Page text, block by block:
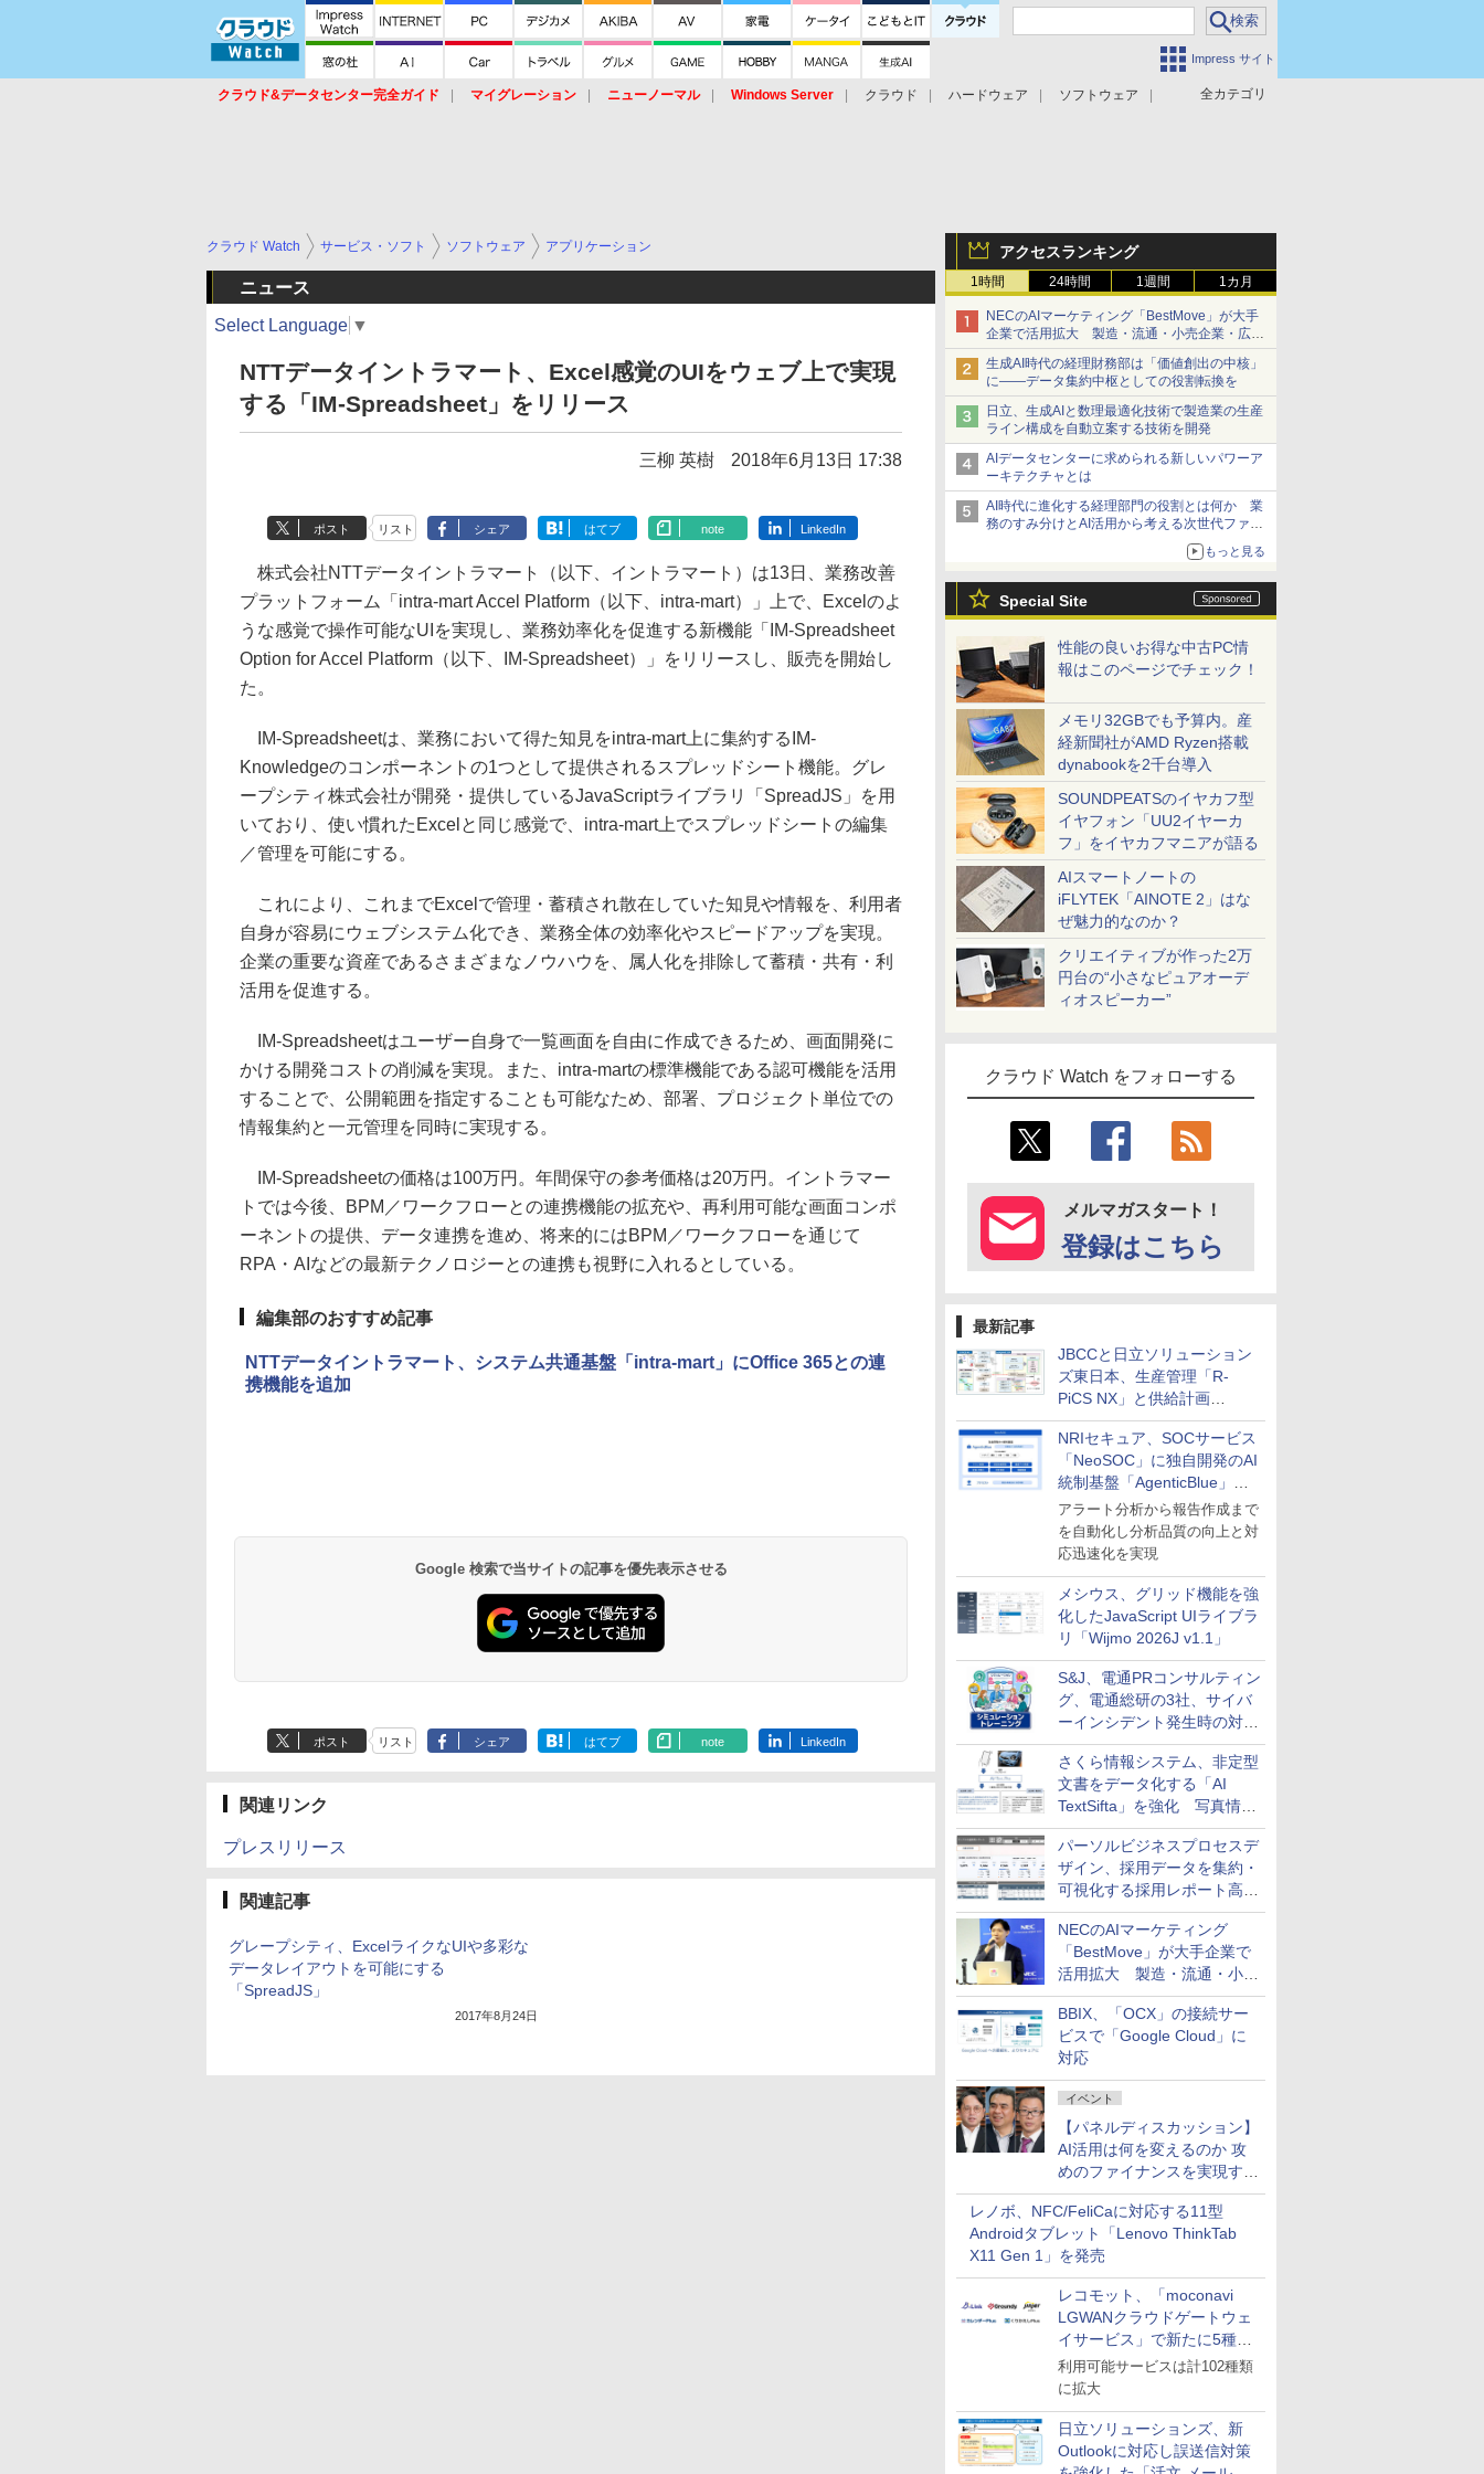
Impress サイト
全カテゴリ
クラウド&データセンター完全ガイド マイグレーション ニューノーマル Windows Server クラウド ハードウェア
ソフトウェア
アクセスランキング
1時間 24時間 1週間 1カ月
NECのAIマーケティング「BestMove」が大手
企業で活用拡大 製造・流通・小売企業・広告
代理店などが実装フェーズへ
生成AI時代の経理財務部は「価値創出の中核」
に――データ集約中枢としての役割転換を
日立、生成AIと数理最適化技術で製造業の生産
ライン構成を自動立案する技術を開発
AIデータセンターに求められる新しいパワーア
ーキテクチャとは
AI時代に進化する経理部門の役割とは何か 業
務のすみ分けとAI活用から考える次世代ファイ
もっと見る
Special Site
性能の良いお得な中古PC情
報はこのページでチェック！
メモリ32GBでも予算内。産
経新聞社がAMD Ryzen搭載
dynabookを2千台導入
SOUNDPEATSのイヤカフ型
イヤフォン「UU2イヤーカ
フ」をイヤカフマニアが語る
AIスマートノートの
iFLYTEK「AINOTE 2」はな
ぜ魅力的なのか？
クリエイティブが作った2万
円台の“小さなピュアオーデ
ィオスピーカー”
クラウド Watch をフォローする
メルマガスタート！
登録はこちら
最新記事
JBCCと日立ソリューション
ズ東日本、生産管理「R-
PiCS NX」と供給計画
「scSQUARE ISP」の連携サ
ービスを提供開始
NRIセキュア、SOCサービス
「NeoSOC」に独自開発のAI
統制基盤「AgenticBlue」を
導入
アラート分析から報告作成まで
を自動化し分析品質の向上と対
応迅速化を実現
メシウス、グリッド機能を強
化したJavaScript UIライブラ
リ「Wijmo 2026J v1.1」
S&J、電通PRコンサルティン
グ、電通総研の3社、サイバ
ーインシデント発生時の対応
と危機管理広報を一体的に訓
練するプログラムを提供
さくら情報システム、非定型
文書をデータ化する「AI
TextSifta」を強化 写真情報
のデータ化などに対応
パーソルビジネスプロセスデ
ザイン、採用データを集約・
可視化する採用レポート高速
化サービスを提供
NECのAIマーケティング
「BestMove」が大手企業で
活用拡大 製造・流通・小売
企業・広告代理店などが実装
フェーズへ
BBIX、「OCX」の接続サー
ビスで「Google Cloud」に
対応
イベント
【パネルディスカッション】
AI活用は何を変えるのか 攻
めのファイナンスを実現する
業務設計とマインドセット変
革
レノボ、NFC/FeliCaに対応する11型
Androidタブレット「Lenovo ThinkTab
X11 Gen 1」を発売
レコモット、「moconavi
LGWANクラウドゲートウェ
イサービス」で新たに5種類
のサービスと連携開始
利用可能サービスは計102種類
に拡大
日立ソリューションズ、新
Outlookに対応し誤送信対策
クラウド Watch サービス・ソフト ソフトウェア アプリケーション
ニュース
Select Language ▼
NTTデータイントラマート、Excel感覚のUIをウェブ上で実現
する「IM-Spreadsheet」をリリース
三柳 英樹 2018年6月13日 17:38
ポスト リスト シェア はてブ note LinkedIn
株式会社NTTデータイントラマート（以下、イントラマート）は13日、業務改善
プラットフォーム「intra-mart Accel Platform（以下、intra-mart）」上で、Excelのよ
うな感覚で操作可能なUIを実現し、業務効率化を促進する新機能「IM-Spreadsheet
Option for Accel Platform（以下、IM-Spreadsheet）」をリリースし、販売を開始し
た。
IM-Spreadsheetは、業務において得た知見をintra-mart上に集約するIM-
Knowledgeのコンポーネントの1つとして提供されるスプレッドシート機能。グレ
ープシティ株式会社が開発・提供しているJavaScriptライブラリ「SpreadJS」を用
いており、使い慣れたExcelと同じ感覚で、intra-mart上でスプレッドシートの編集
／管理を可能にする。
これにより、これまでExcelで管理・蓄積され散在していた知見や情報を、利用者
自身が容易にウェブシステム化でき、業務全体の効率化やスピードアップを実現。
企業の重要な資産であるさまざまなノウハウを、属人化を排除して蓄積・共有・利
活用を促進する。
IM-Spreadsheetはユーザー自身で一覧画面を自由に作成できるため、画面開発に
かける開発コストの削減を実現。また、intra-martの標準機能である認可機能を活用
することで、公開範囲を指定することも可能なため、部署、プロジェクト単位での
情報集約と一元管理を同時に実現する。
IM-Spreadsheetの価格は100万円。年間保守の参考価格は20万円。イントラマー
トでは今後、BPM／ワークフローとの連携機能の拡充や、再利用可能な画面コンポ
ーネントの提供、データ連携を進め、将来的にはBPM／ワークフローを通じて
RPA・AIなどの最新テクノロジーとの連携も視野に入れるとしている。
編集部のおすすめ記事
NTTデータイントラマート、システム共通基盤「intra-mart」にOffice 365との連
携機能を追加
Google 検索で当サイトの記事を優先表示させる
ポスト リスト シェア はてブ note LinkedIn
関連リンク
プレスリリース
関連記事
グレープシティ、ExcelライクなUIや多彩な
データレイアウトを可能にする
「SpreadJS」
2017年8月24日